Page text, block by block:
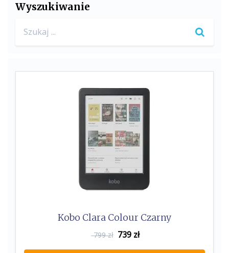
Wyszukiwanie
for:
Kobo Clara Colour Czarny
799 zł 739 zł